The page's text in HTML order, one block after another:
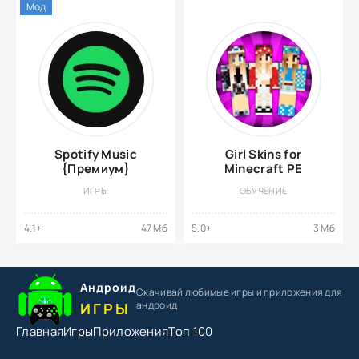
Spotify Music
{Премиум}
ИГРЫ
4.1+ 47 Мб
Мод
Girl Skins for
Minecraft PE
ОБУЧЕНИЕ
5.0+ 3 Мб
Андроид
ИГРЫ
Скачивай любимые игрыи приложения для
андроид
ГлавнаяИгрыПриложенияТоп 100